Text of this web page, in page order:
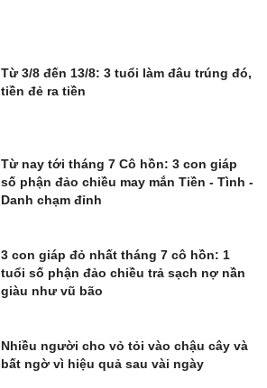
Từ 3/8 đến 13/8: 3 tuổi làm đâu trúng đó,
tiền đẻ ra tiền
Từ nay tới tháng 7 Cô hồn: 3 con giáp
số phận đảo chiều may mắn Tiền - Tình -
Danh chạm đỉnh
3 con giáp đỏ nhất tháng 7 cô hồn: 1
tuổi số phận đảo chiều trả sạch nợ nần
giàu như vũ bão
Nhiều người cho vỏ tỏi vào chậu cây và
bất ngờ vì hiệu quả sau vài ngày